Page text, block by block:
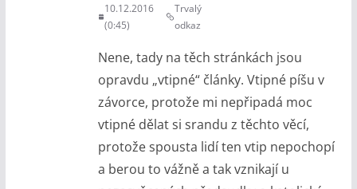
10.12.2016
(0:45)
Trvalý
odkaz
Nene, tady na těch stránkách jsou
opravdu „vtipné“ články. Vtipné píšu v
závorce, protože mi nepřipadá moc
vtipné dělat si srandu z těchto věcí,
protože spousta lidí ten vtip nepochopí
a berou to vážně a tak vznikají u